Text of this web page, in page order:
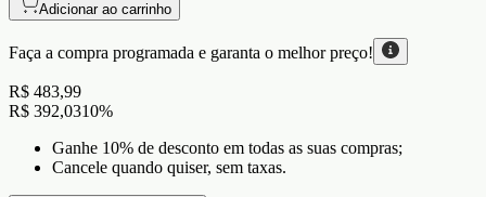
Adicionar ao carrinho
Faça a compra programada e garanta o melhor preço!
R$ 483,99
R$ 392,0310%
Ganhe 10% de desconto em todas as suas compras;
Cancele quando quiser, sem taxas.